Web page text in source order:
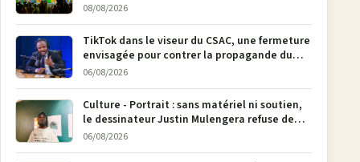
08/08/2026
TikTok dans le viseur du CSAC, une fermeture
envisagée pour contrer la propagande du
M23
06/08/2026
Culture - Portrait : sans matériel ni soutien,
le dessinateur Justin Mulengera refuse de
poser son crayon
06/08/2026